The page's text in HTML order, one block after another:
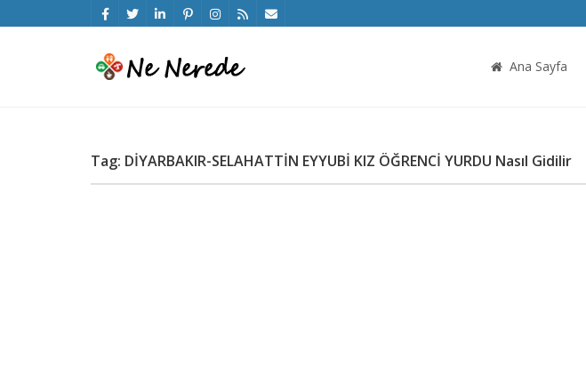
Ana Sayfa
Tag: DİYARBAKIR-SELAHATTİN EYYUBİ KIZ ÖĞRENCİ YURDU Nasıl Gidilir